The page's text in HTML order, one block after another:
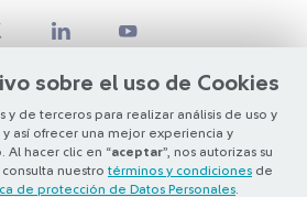
sobre el uso de Cookies
y de terceros para realizar análisis de uso y
así ofrecer una mejor experiencia y
Al hacer clic en “aceptar”, nos autorizas su
nuestro términos y condiciones de
de protección de Datos Personales
Grupo SURA 2026